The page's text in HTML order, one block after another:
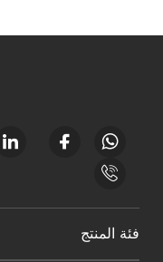
فئة المنتج